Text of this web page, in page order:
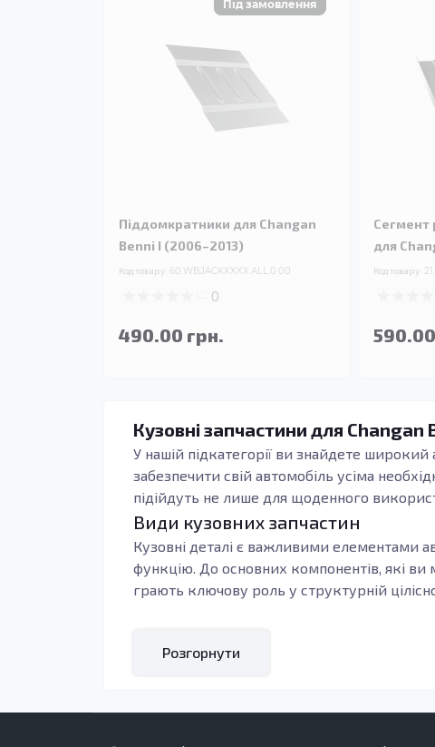
Піддомкратники для Changan
Benni I (2006–2013)
Код товару: 60.WBJACKXXXX.ALL.0.00
0
490.00 грн.
Сегмент
для
Код товару:
Кузовні запчастини для
У нашій підкатегорії ви знайдете
забезпечити свій автомобіль усіма
підійдуть не лише для щоденного
Види кузовних запчастин
Кузовні деталі є важливими елементами
функцію. До основних компонентів, які ви
грають ключову роль у структурній
навантажень. Вони захищають внутрішні
Обираючи кузовні запчастини, важливо
Розгорнути